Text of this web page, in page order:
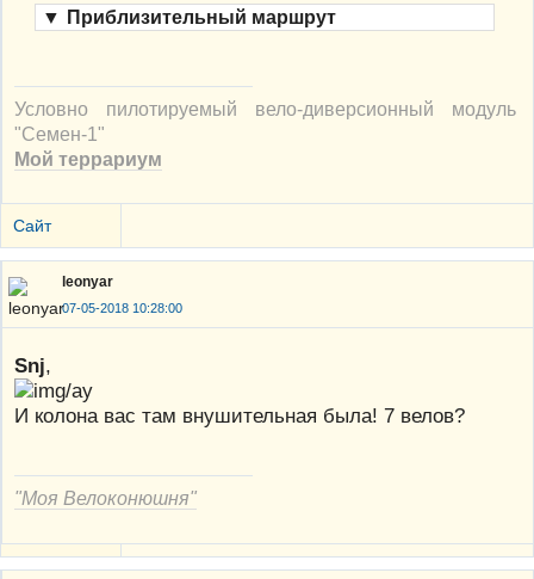
▼ Приблизительный маршрут
Условно пилотируемый вело-диверсионный модуль
"Семен-1"
Мой террариум
Сайт
leonyar
07-05-2018 10:28:00
Snj,
И колона вас там внушительная была! 7 велов?
"Моя Велоконюшня"